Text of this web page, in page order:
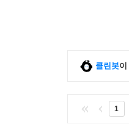
클린봇
1